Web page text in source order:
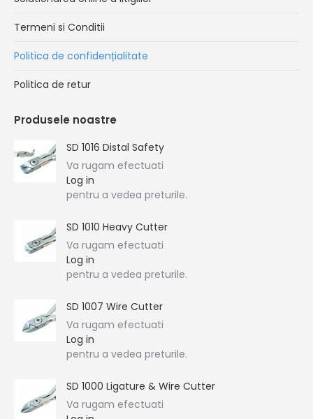
Termeni si Conditii
Politica de confidențialitate
Politica de retur
Produsele noastre
SD 1016 Distal Safety
Va rugam efectuati
Log in
pentru a vedea preturile.
SD 1010 Heavy Cutter
Va rugam efectuati
Log in
pentru a vedea preturile.
SD 1007 Wire Cutter
Va rugam efectuati
Log in
pentru a vedea preturile.
SD 1000 Ligature & Wire Cutter
Va rugam efectuati